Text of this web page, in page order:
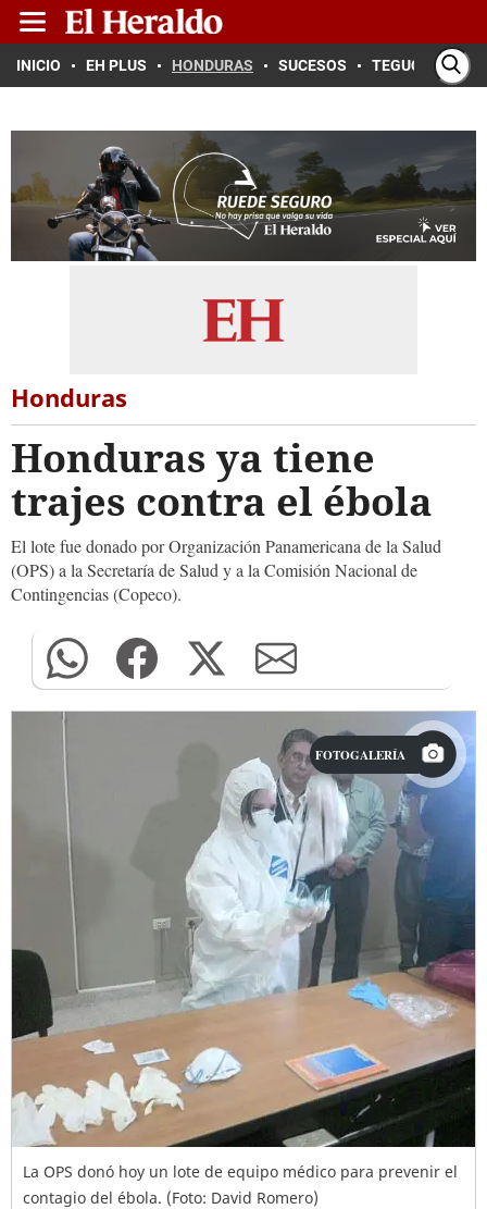
INICIO EH PLUS HONDURAS SUCESOS TEGUCIGALPA
Honduras
Honduras ya tiene
trajes contra el ébola
El lote fue donado por Organización Panamericana de la Salud
(OPS) a la Secretaría de Salud y a la Comisión Nacional de
Contingencias (Copeco).
FOTOGALERÍA
La OPS donó hoy un lote de equipo médico para prevenir el
contagio del ébola. (Foto: David Romero)